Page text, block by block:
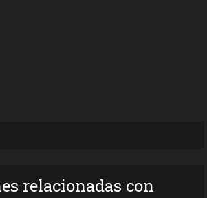
relacionadas con